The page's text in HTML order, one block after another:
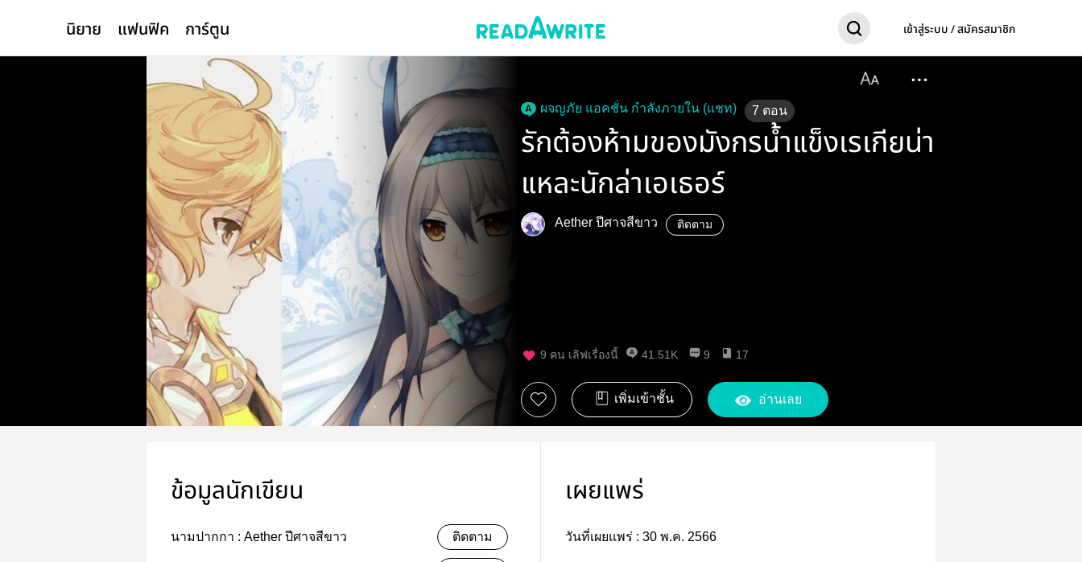
นิยาย แฟนฟิค การ์ตูน เข้าสู่ระบบ / สมัครสมาชิก
ผจญภัย แอคชั่น กำลังภายใน (แชท) 7 ตอน
รักต้องห้ามของมังกรน้ำแข็งเรเกียน่า
แหละนักล่าเอเธอร์
Aether ปีศาจสีขาว ติดตาม
9 คน เลิฟเรื่องนี้ 41.51K 9 17
เพิ่มเข้าชั้น อ่านเลย
ข้อมูลนักเขียน
นามปากกา : Aether ปีศาจสีขาว ติดตาม
เผยแพร่
วันที่เผยแพร่ : 30 พ.ค. 2566